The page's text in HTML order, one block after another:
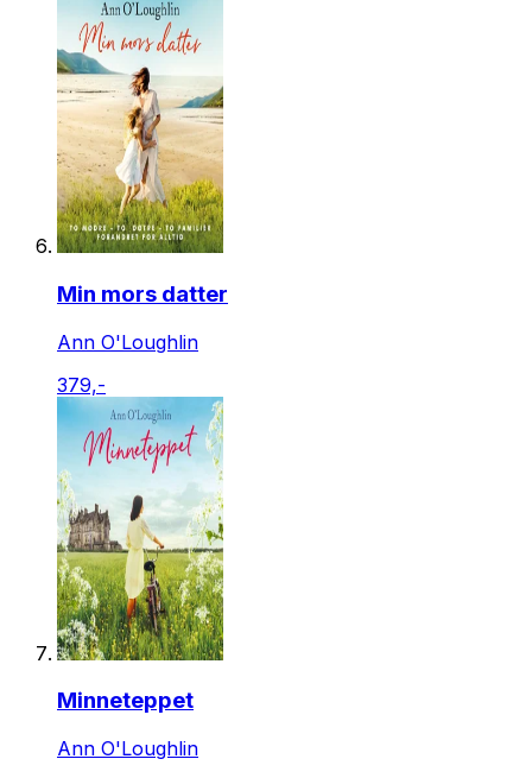
Min mors datter
Ann O'Loughlin
379,-
Minneteppet
Ann O'Loughlin